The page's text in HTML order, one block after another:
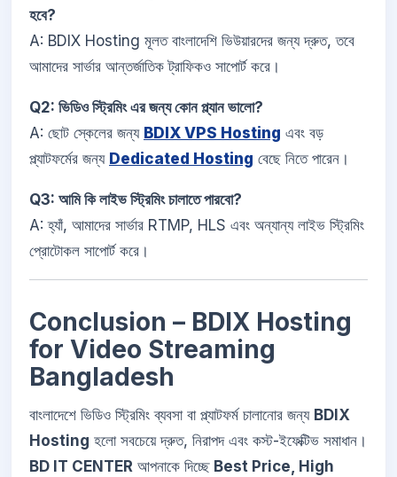
হবে?
A: BDIX Hosting মূলত বাংলাদেশি ভিউয়ারদের জন্য দ্রুত, তবে
আমাদের সার্ভার আন্তর্জাতিক ট্রাফিকও সাপোর্ট করে।
Q2: ভিডিও স্ট্রিমিং এর জন্য কোন প্ল্যান ভালো?
A: ছোট স্কেলের জন্য BDIX VPS Hosting এবং বড়
প্ল্যাটফর্মের জন্য Dedicated Hosting বেছে নিতে পারেন।
Q3: আমি কি লাইভ স্ট্রিমিং চালাতে পারবো?
A: হ্যাঁ, আমাদের সার্ভার RTMP, HLS এবং অন্যান্য লাইভ স্ট্রিমিং
প্রোটোকল সাপোর্ট করে।
Conclusion – BDIX Hosting
for Video Streaming
Bangladesh
বাংলাদেশে ভিডিও স্ট্রিমিং ব্যবসা বা প্ল্যাটফর্ম চালানোর জন্য BDIX
Hosting হলো সবচেয়ে দ্রুত, নিরাপদ এবং কস্ট-ইফেক্টিভ সমাধান।
BD IT CENTER আপনাকে দিচ্ছে Best Price, High